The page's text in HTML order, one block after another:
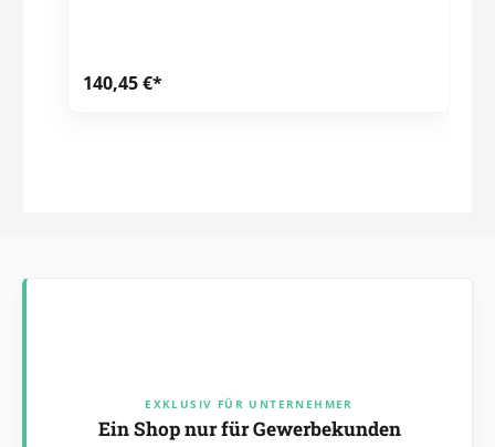
140,45 €*
EXKLUSIV FÜR UNTERNEHMER
Ein Shop nur für Gewerbekunden